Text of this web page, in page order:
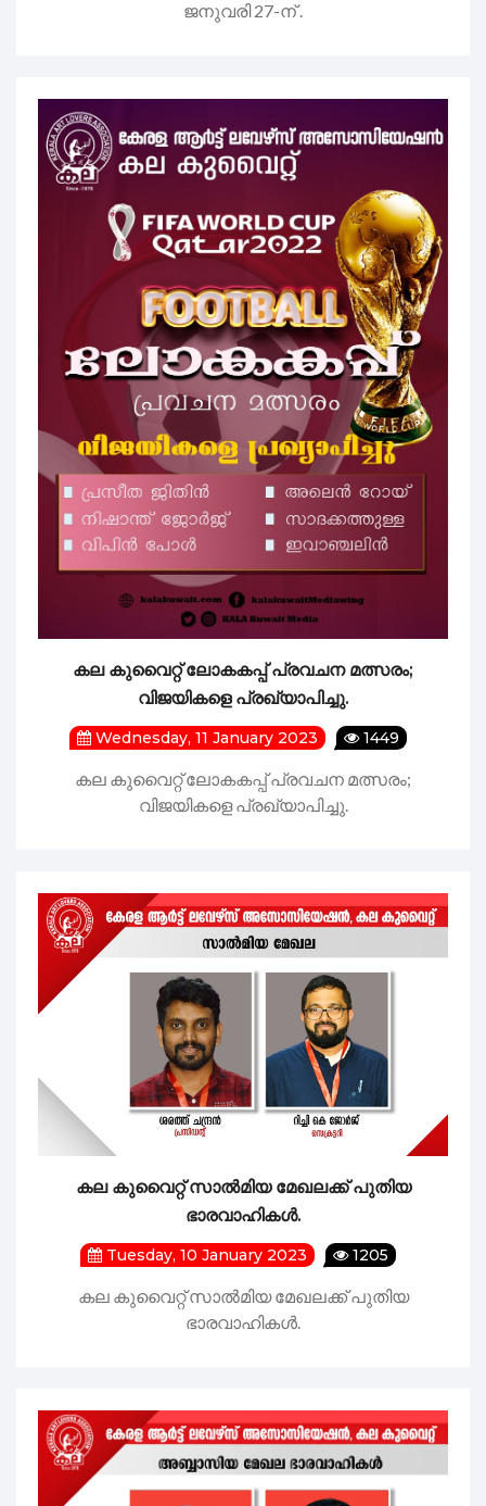
ജനുവരി 27-ന് .
കല കുവൈറ്റ് ലോകകപ്പ് പ്രവചന മത്സരം;
വിജയികളെ പ്രഖ്യാപിച്ചു.
Wednesday, 11 January 2023 1449
കല കുവൈറ്റ് ലോകകപ്പ് പ്രവചന മത്സരം;
വിജയികളെ പ്രഖ്യാപിച്ചു.
കല കുവൈറ്റ് സാൽമിയ മേഖലക്ക് പുതിയ
ഭാരവാഹികൾ.
Tuesday, 10 January 2023 1205
കല കുവൈറ്റ് സാൽമിയ മേഖലക്ക് പുതിയ
ഭാരവാഹികൾ.